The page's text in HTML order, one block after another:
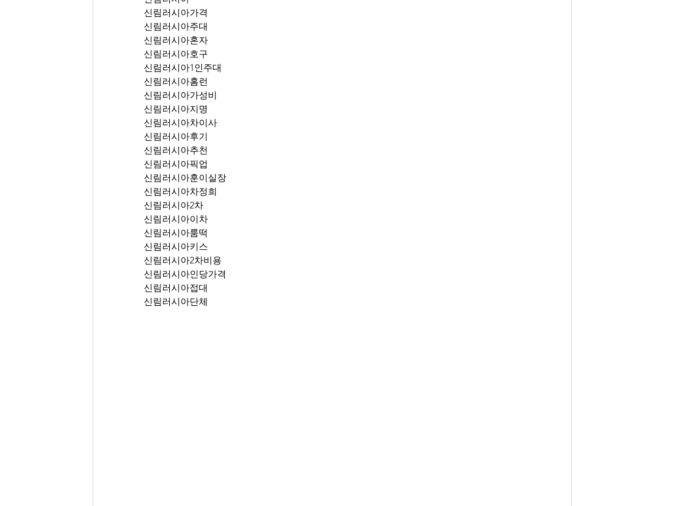
신림러시아가격
신림러시아주대
신림러시아혼자
신림러시아호구
신림러시아1인주대
신림러시아홈런
신림러시아가성비
신림러시아지명
신림러시아차이사
신림러시아후기
신림러시아추천
신림러시아훈이실장
신림러시아차정희
신림러시아2차
신림러시아이차
신림러시아룸떡
신림러시아키스
신림러시아2차비용
신림러시아인당가격
신림러시아접대
신림러시아단체